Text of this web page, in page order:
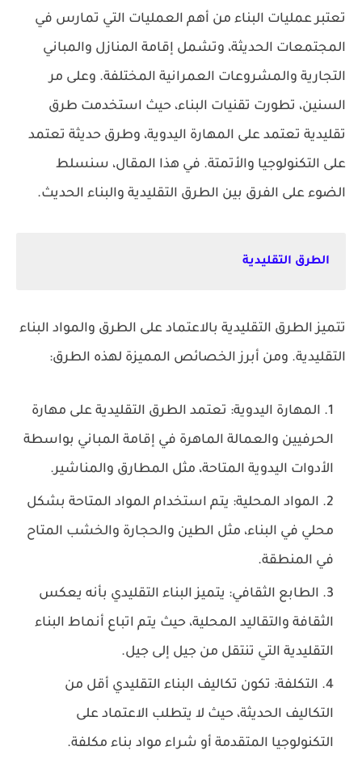
تعتبر عمليات البناء من أهم العمليات التي تمارس في
المجتمعات الحديثة، وتشمل إقامة المنازل والمباني
التجارية والمشروعات العمرانية المختلفة. وعلى مر
السنين، تطورت تقنيات البناء، حيث استخدمت طرق
تقليدية تعتمد على المهارة اليدوية، وطرق حديثة تعتمد
على التكنولوجيا والأتمتة. في هذا المقال، سنسلط
الضوء على الفرق بين الطرق التقليدية والبناء الحديث.
الطرق التقليدية
تتميز الطرق التقليدية بالاعتماد على الطرق والمواد البناء
التقليدية. ومن أبرز الخصائص المميزة لهذه الطرق:
المهارة اليدوية: تعتمد الطرق التقليدية على مهارة
الحرفيين والعمالة الماهرة في إقامة المباني بواسطة
الأدوات اليدوية المتاحة، مثل المطارق والمناشير.
المواد المحلية: يتم استخدام المواد المتاحة بشكل
محلي في البناء، مثل الطين والحجارة والخشب المتاح
في المنطقة.
الطابع الثقافي: يتميز البناء التقليدي بأنه يعكس
الثقافة والتقاليد المحلية، حيث يتم اتباع أنماط البناء
التقليدية التي تنتقل من جيل إلى جيل.
التكلفة: تكون تكاليف البناء التقليدي أقل من
التكاليف الحديثة، حيث لا يتطلب الاعتماد على
التكنولوجيا المتقدمة أو شراء مواد بناء مكلفة.